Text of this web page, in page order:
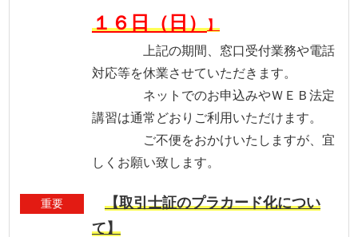
１６日（日）】
上記の期間、窓口受付業務や電話
対応等を休業させていただきます。
ネットでのお申込みやＷＥＢ法定
講習は通常どおりご利用いただけます。
ご不便をおかけいたしますが、宜
しくお願い致します。
重要
【取引士証のプラカード化につい
て】